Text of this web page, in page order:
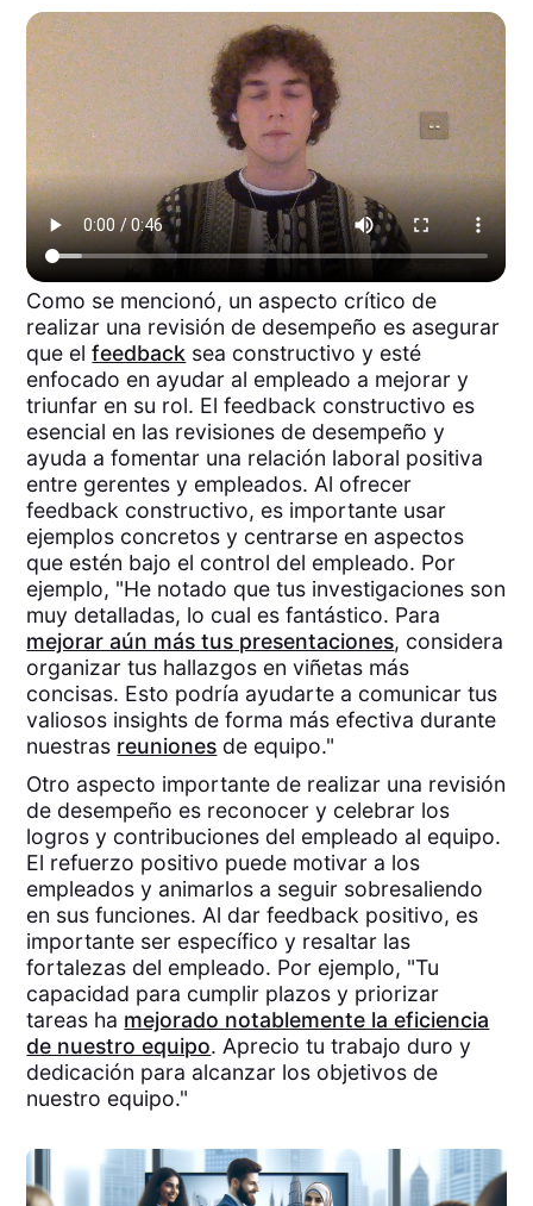
Como se mencionó, un aspecto crítico de
realizar una revisión de desempeño es asegurar
que elfeedback sea constructivo y esté
enfocado en ayudar al empleado a mejorar y
triunfar en su rol. El feedback constructivo es
esencial en las revisiones de desempeño y
ayuda a fomentar una relación laboral positiva
entre gerentes y empleados. Al ofrecer
feedback constructivo, es importante usar
ejemplos concretos y centrarse en aspectos
que estén bajo el control del empleado. Por
ejemplo, "He notado que tus investigaciones son
muy detalladas, lo cual es fantástico. Para
mejorar aún más tus presentaciones, considera
organizar tus hallazgos en viñetas más
concisas. Esto podría ayudarte a comunicar tus
valiosos insights de forma más efectiva durante
nuestras reuniones de equipo."
Otro aspecto importante de realizar una revisión
de desempeño es reconocer y celebrar los
logros y contribuciones del empleado al equipo.
El refuerzo positivo puede motivar a los
empleados y animarlos a seguir sobresaliendo
en sus funciones. Al dar feedback positivo, es
importante ser específico y resaltar las
fortalezas del empleado. Por ejemplo, "Tu
capacidad para cumplir plazos y priorizar
tareas ha mejorado notablemente la eficiencia
de nuestro equipo. Aprecio tu trabajo duro y
dedicación para alcanzar los objetivos de
nuestro equipo."